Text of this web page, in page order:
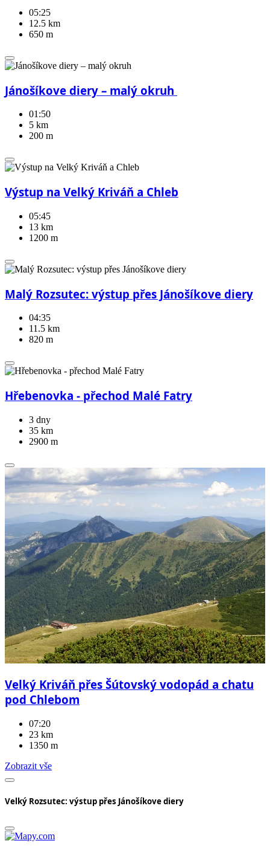
05:25
12.5 km
650 m
Jánošíkove diery – malý okruh ️
01:50
5 km
200 m
Výstup na Velký Kriváň a Chleb
05:45
13 km
1200 m
Malý Rozsutec: výstup přes Jánošíkove diery
04:35
11.5 km
820 m
Hřebenovka - přechod Malé Fatry
3 dny
35 km
2900 m
Velký Kriváň přes Šútovský vodopád a chatu
pod Chlebom
07:20
23 km
1350 m
Zobrazit vše
Velký Rozsutec: výstup přes Jánošíkove diery